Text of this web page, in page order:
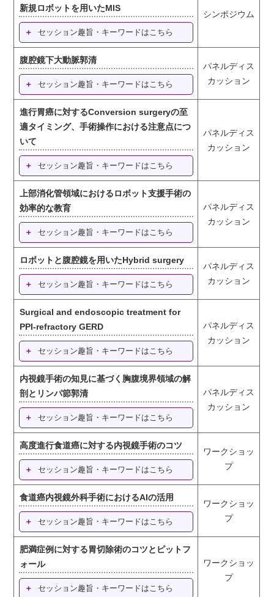
新規ロボットを用いたMIS
セッション趣旨・キーワードはこちら
シンポジウム
腹腔鏡下大動脈郭清
セッション趣旨・キーワードはこちら
パネルディス
カッション
進行胃癌に対するConversion surgeryの至
適タイミング、手術操作における注意点につ
いて
セッション趣旨・キーワードはこちら
パネルディス
カッション
上部消化管領域におけるロボット支援手術の
効率的な教育
セッション趣旨・キーワードはこちら
パネルディス
カッション
ロボットと腹腔鏡を用いたHybrid surgery
セッション趣旨・キーワードはこちら
パネルディス
カッション
Surgical and endoscopic treatment for
PPI-refractory GERD
セッション趣旨・キーワードはこちら
パネルディス
カッション
内視鏡手術の知見に基づく胸腹境界領域の解
剖とリンパ節郭清
セッション趣旨・キーワードはこちら
パネルディス
カッション
高度進行食道癌に対する内視鏡手術のコツ
セッション趣旨・キーワードはこちら
ワークショッ
プ
食道癌内視鏡外科手術におけるAIの活用
セッション趣旨・キーワードはこちら
ワークショッ
プ
肥満症例に対する胃切除術のコツとピットフ
ォール
セッション趣旨・キーワードはこちら
ワークショッ
プ